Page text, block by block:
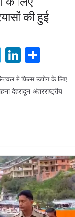
की हुई
T
el
e
Li
n
k
e
S
h
ar
में फिल्म उद्योग के लिए
देहरादून-अंतरराष्ट्रीय